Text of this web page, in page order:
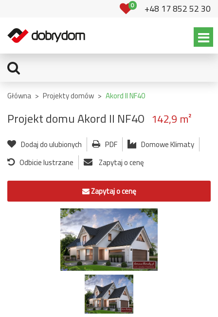
0 +48 17 852 52 30
Główna > Projekty domów > Akord II NF40
Projekt domu Akord II NF40 142,9 m²
Dodaj do ulubionych PDF
Domowe Klimaty
Odbicie lustrzane
Zapytaj o cenę
Zapytaj o cenę